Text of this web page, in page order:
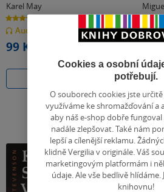
Karel May
4.7
z
5
hvězdiček
Audiokniha (mp3)
99 Kč
4.1
5
Cookies a osobní
potřebují.
O souborech cookies jste určitě
využíváme ke shromažďování a
aby náš e-shop dobře
nadále zlepšovat. Také nám
lepší a cílenější reklamu.
klidně Vergilia v originále. Váš
marketingovým platformám i
údaje. Ale vše bedlivě hlídáme.
knihovnu!